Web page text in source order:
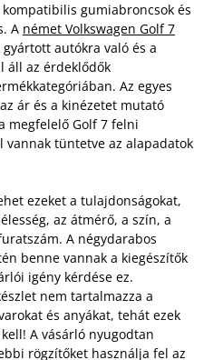
gumiabroncsok és
A német Volkswagen Golf 7
autókra való és a
áll az érdeklődők
Az egyes
ár és a kinézetet mutató
megfelelő Golf 7 felni
vannak tüntetve az alapadatok
ezeket a tulajdonságokat,
az átmérő, a szín, a
A négydarabos
benne vannak a kiegészítők
igény kérdése ez.
nem tartalmazza a
és anyákat, tehát ezek
A vásárló nyugodtan
rögzítőket használja fel az